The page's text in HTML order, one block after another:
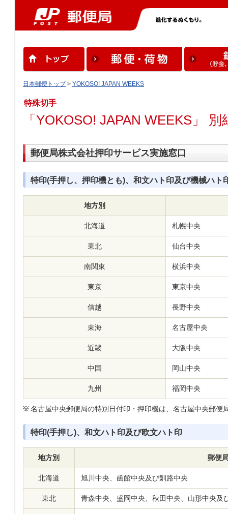
日本郵便トップ> YOKOSO! JAPAN WEEKS
特殊切手
「YOKOSO! JAPAN WEEKS」 別
郵便局株式会社押印サービス実施窓口
特印(手押し、押印機とも)、和文ハト印及び機械ハト
地方別
北海道 札幌中央
東北 仙台中央
南関東 横浜中央
東京 東京中央
信越 長野中央
東海 名古屋中央
近畿 大阪中央
中国 岡山中央
九州 福岡中央
名古屋中央郵便局の特別日付印・押印機は、名古屋中央郵便
特印(手押し)、和文ハト印及び欧文ハト印
地方別 郵便
北海道 旭川中央、函館中央及び釧路中央
東北 青森中央、盛岡中央、秋田中央、山形中央及